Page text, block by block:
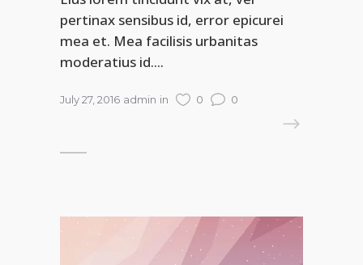
pertinax sensibus id, error epicurei
mea et. Mea facilisis urbanitas
moderatius id....
July 27, 2016 admin in 0 0